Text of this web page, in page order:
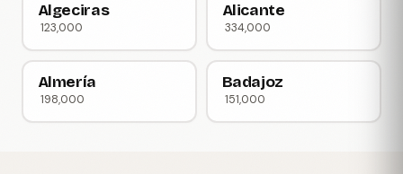
Algeciras
123,000
Alicante
334,000
Almería
198,000
Badajoz
151,000